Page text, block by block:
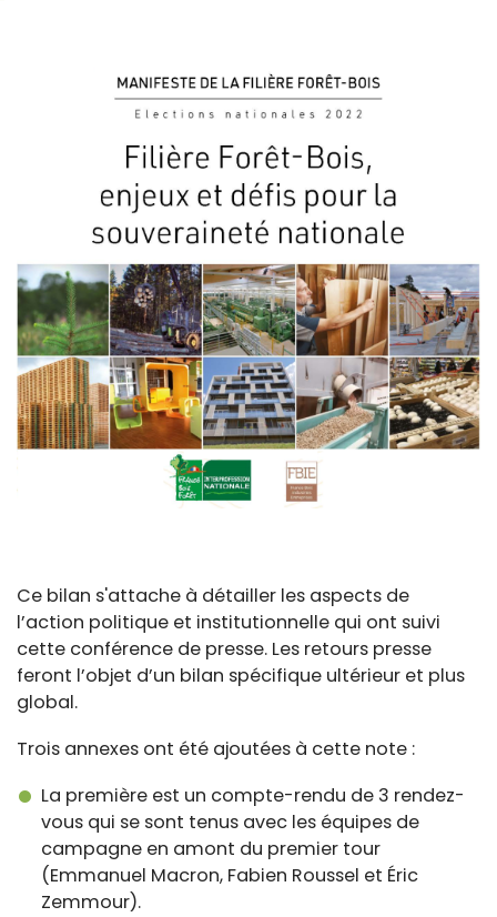
Ce bilan s'attache à détailler les aspects de
l’action politique et institutionnelle qui ont suivi
cette conférence de presse. Les retours presse
feront l’objet d’un bilan spécifique ultérieur et plus
global.
Trois annexes ont été ajoutées à cette note :
La première est un compte-rendu de 3 rendez-
vous qui se sont tenus avec les équipes de
campagne en amont du premier tour
(Emmanuel Macron, Fabien Roussel et Éric
Zemmour).